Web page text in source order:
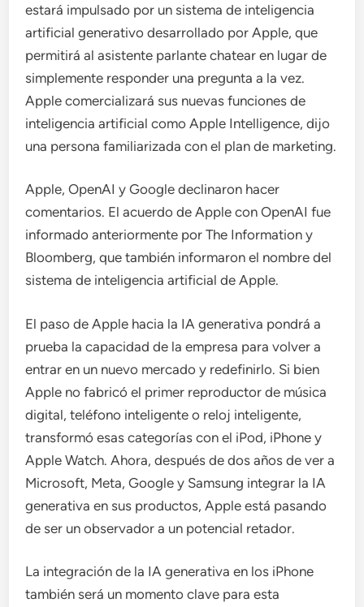
estará impulsado por un sistema de inteligencia
artificial generativo desarrollado por Apple, que
permitirá al asistente parlante chatear en lugar de
simplemente responder una pregunta a la vez.
Apple comercializará sus nuevas funciones de
inteligencia artificial como Apple Intelligence, dijo
una persona familiarizada con el plan de marketing.
Apple, OpenAI y Google declinaron hacer
comentarios. El acuerdo de Apple con OpenAI fue
informado anteriormente por The Information y
Bloomberg, que también informaron el nombre del
sistema de inteligencia artificial de Apple.
El paso de Apple hacia la IA generativa pondrá a
prueba la capacidad de la empresa para volver a
entrar en un nuevo mercado y redefinirlo. Si bien
Apple no fabricó el primer reproductor de música
digital, teléfono inteligente o reloj inteligente,
transformó esas categorías con el iPod, iPhone y
Apple Watch. Ahora, después de dos años de ver a
Microsoft, Meta, Google y Samsung integrar la IA
generativa en sus productos, Apple está pasando
de ser un observador a un potencial retador.
La integración de la IA generativa en los iPhone
también será un momento clave para esta